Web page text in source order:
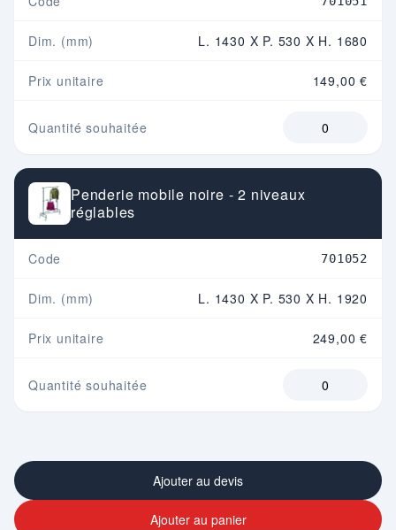
Dim. (mm) L. 1430 X P. 530 X H. 1680
Prix unitaire 149,00 €
Quantité souhaitée
Penderie mobile noire - 2 niveaux
réglables
Code 701052
Dim. (mm) L. 1430 X P. 530 X H. 1920
Prix unitaire 249,00 €
Quantité souhaitée
Ajouter au devis
Ajouter au panier